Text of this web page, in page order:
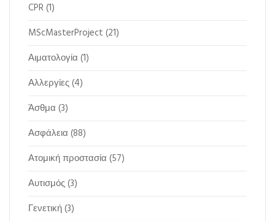
CPR(1)
MScMasterProject (21)
Αιματολογία (1)
Αλλεργίες(4)
Άσθμα (3)
Ασφάλεια (88)
Ατομική προστασία (57)
Αυτισμός(3)
Γενετική(3)